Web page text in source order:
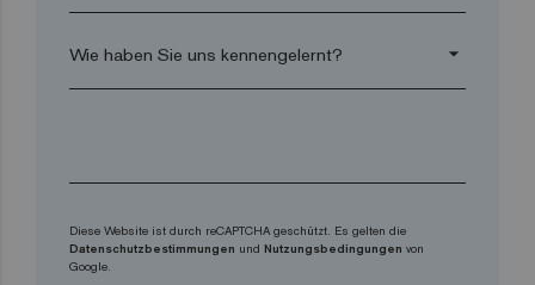
arrow_drop_down
Diese Website ist durch reCAPTCHA geschützt. Es gelten die
Datenschutzbestimmungen und Nutzungsbedingungen von
Google.